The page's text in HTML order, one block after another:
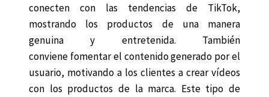
conecten con las tendencias de TikTok,
mostrando los productos de una manera
genuina y entretenida. También
conviene fomentar el contenido generado por el
usuario, motivando a los clientes a crear vídeos
con los productos de la marca. Este tipo de